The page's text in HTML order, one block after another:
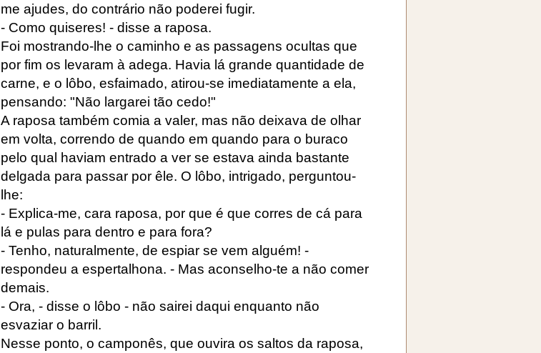
me ajudes, do contrário não poderei fugir.
- Como quiseres! - disse a raposa.
Foi mostrando-lhe o caminho e as passagens ocultas que
por fim os levaram à adega. Havia lá grande quantidade de
carne, e o lôbo, esfaimado, atirou-se imediatamente a ela,
pensando: "Não largarei tão cedo!"
A raposa também comia a valer, mas não deixava de olhar
em volta, correndo de quando em quando para o buraco
pelo qual haviam entrado a ver se estava ainda bastante
delgada para passar por êle. O lôbo, intrigado, perguntou-
lhe:
- Explica-me, cara raposa, por que é que corres de cá para
lá e pulas para dentro e para fora?
- Tenho, naturalmente, de espiar se vem alguém! -
respondeu a espertalhona. - Mas aconselho-te a não comer
demais.
- Ora, - disse o lôbo - não sairei daqui enquanto não
esvaziar o barril.
Nesse ponto, o camponês, que ouvira os saltos da raposa,